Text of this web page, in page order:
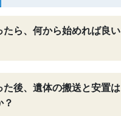
ら、何から始めれば良い
後、遺体の搬送と安置は